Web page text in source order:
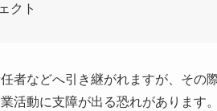
クト
者などへ引き継がれますが、その
活動に支障が出る恐れがあります。